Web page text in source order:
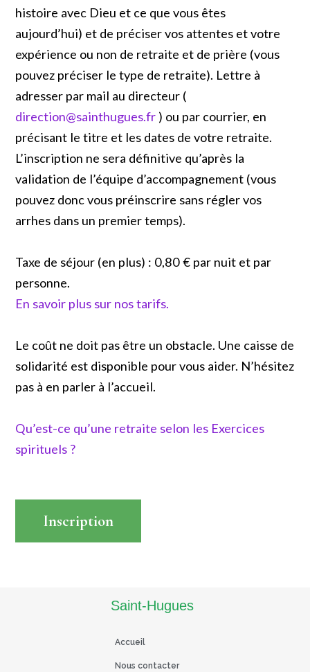
histoire avec Dieu et ce que vous êtes
aujourd’hui) et de préciser vos attentes et votre
expérience ou non de retraite et de prière (vous
pouvez préciser le type de retraite). Lettre à
adresser par mail au directeur (
direction@sainthugues.fr ) ou par courrier, en
précisant le titre et les dates de votre retraite.
L’inscription ne sera définitive qu’après la
validation de l’équipe d’accompagnement (vous
pouvez donc vous préinscrire sans régler vos
arrhes dans un premier temps).
Taxe de séjour (en plus) : 0,80 € par nuit et par
personne.
En savoir plus sur nos tarifs.
Le coût ne doit pas être un obstacle. Une caisse de
solidarité est disponible pour vous aider. N’hésitez
pas à en parler à l’accueil.
Qu’est-ce qu’une retraite selon les Exercices
spirituels ?
Inscription
Saint-Hugues
Accueil
Nous contacter